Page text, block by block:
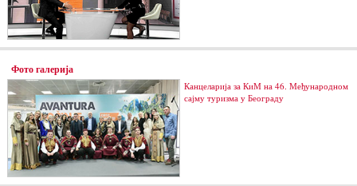
Фото галерија
Канцеларија за КиМ на 46. Међународном
сајму туризма у Београду